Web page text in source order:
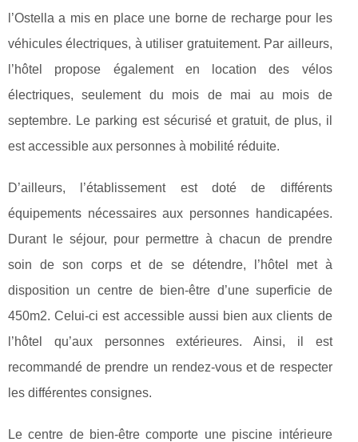
l’Ostella a mis en place une borne de recharge pour les
véhicules électriques, à utiliser gratuitement. Par ailleurs,
l’hôtel propose également en location des vélos
électriques, seulement du mois de mai au mois de
septembre. Le parking est sécurisé et gratuit, de plus, il
est accessible aux personnes à mobilité réduite.
D’ailleurs, l’établissement est doté de différents
équipements nécessaires aux personnes handicapées.
Durant le séjour, pour permettre à chacun de prendre
soin de son corps et de se détendre, l’hôtel met à
disposition un centre de bien-être d’une superficie de
450m2. Celui-ci est accessible aussi bien aux clients de
l’hôtel qu’aux personnes extérieures. Ainsi, il est
recommandé de prendre un rendez-vous et de respecter
les différentes consignes.
Le centre de bien-être comporte une piscine intérieure